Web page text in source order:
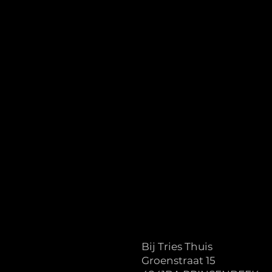
Bij Tries Thuis
Groenstraat 15